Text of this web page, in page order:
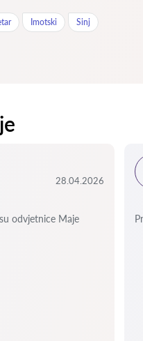
Imotski Sinj
28.04.2026
odvjetnice Maje